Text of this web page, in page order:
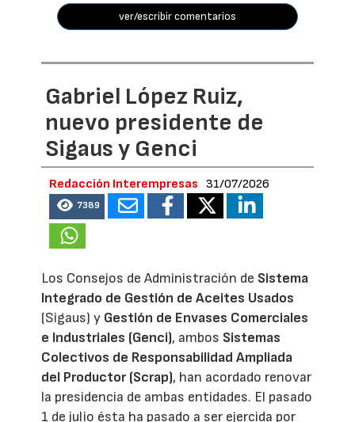
ver/escribir comentarios
Gabriel López Ruiz,
nuevo presidente de
Sigaus y Genci
Redacción Interempresas 31/07/2026
7389
Los Consejos de Administración de Sistema
Integrado de Gestión de Aceites Usados
(Sigaus) y Gestión de Envases Comerciales
e Industriales (Genci), ambos Sistemas
Colectivos de Responsabilidad Ampliada
del Productor (Scrap), han acordado renovar
la presidencia de ambas entidades. El pasado
1 de julio ésta ha pasado a ser ejercida por